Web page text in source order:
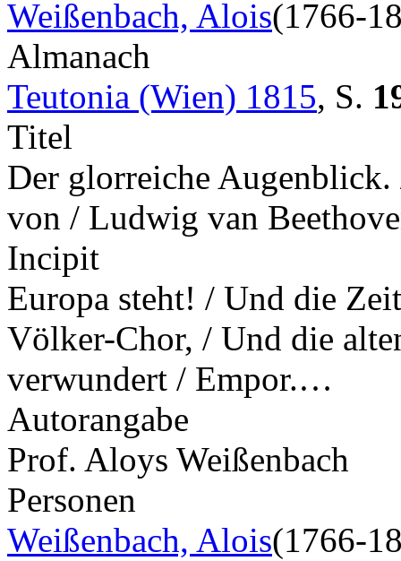
Weißenbach, Alois(1766-
Almanach
Teutonia (Wien) 1815, S.
Titel
Der glorreiche
von / Ludwig van
Incipit
Europa steht! / Und die
Völker-Chor, / Und die
verwundert / Empor.…
Autorangabe
Prof. Aloys Weißenbach
Personen
Weißenbach, Alois(1766-